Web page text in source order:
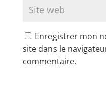
Enregistrer mon
site dans le
commentaire.